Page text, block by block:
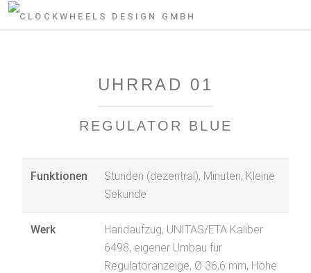
UHRRAD 01
REGULATOR BLUE
Funktionen
Stunden (dezentral), Minuten, Kleine
Sekunde
Werk
Handaufzug, UNITAS/ETA Kaliber
6498, eigener Umbau für
Regulatoranzeige, Ø 36,6 mm, Höhe